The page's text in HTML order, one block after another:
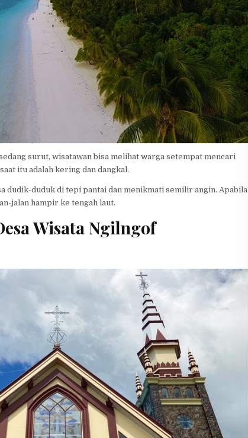
surut, wisatawan bisa melihat warga setempat mencari
itu adalah kering dan dangkal.
dudik-duduk di tepi pantai dan menikmati semilir angin. Apabila
jalan hampir ke tengah laut.
Wisata Ngilngof